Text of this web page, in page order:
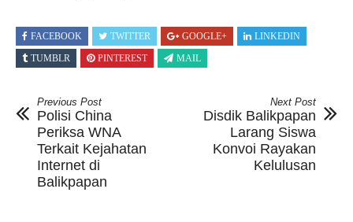
FACEBOOK TWITTER GOOGLE+
LINKEDIN
TUMBLR
PINTEREST MAIL
Previous Post
Polisi China
Periksa WNA
Terkait Kejahatan
Internet di
Balikpapan
Next Post
Disdik Balikpapan
Larang Siswa
Konvoi Rayakan
Kelulusan